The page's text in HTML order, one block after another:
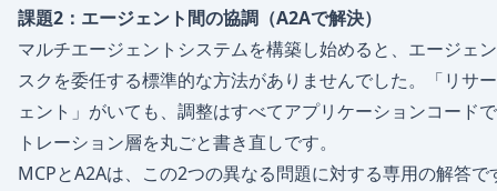
課題2：エージェント間の協調（A2Aで解決）
マルチエージェントシステムを構築し始めると、エージェ
スクを委任する標準的な方法がありませんでした。「リサ
ェント」がいても、調整はすべてアプリケーションコード
トレーション層を丸ごと書き直しです。
MCPとA2Aは、この2つの異なる問題に対する専用の解答